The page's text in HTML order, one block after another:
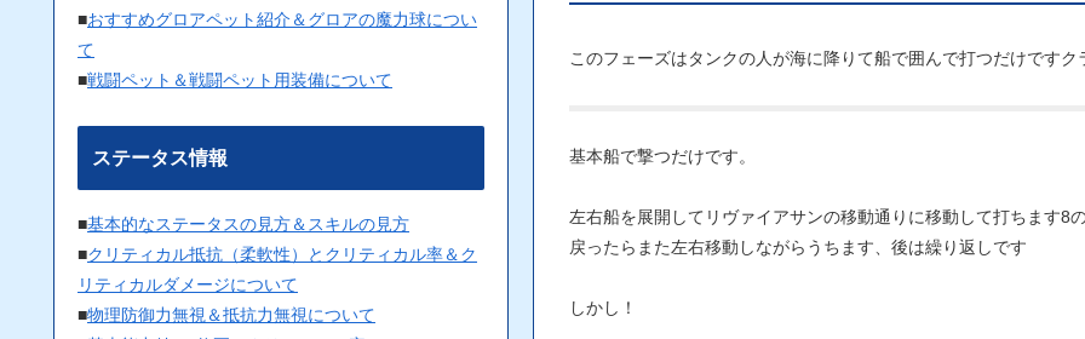
このフェーズはタンクの人が海に降りて船で囲んで打つだけですク
基本船で撃つだけです。
左右船を展開してリヴァイアサンの移動通りに移動して打ちます8
戻ったらまた左右移動しながらうちます、後は繰り返しです
しかし！
■おすすめグロアペット紹介＆グロアの魔力球につい
て
■戦闘ペット＆戦闘ペット用装備について
ステータス情報
■基本的なステータスの見方＆スキルの見方
■クリティカル抵抗（柔軟性）とクリティカル率＆ク
リティカルダメージについて
■物理防御力無視＆抵抗力無視について